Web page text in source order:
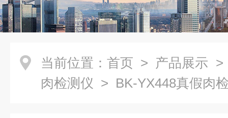
当前位置： 首页 > 产品展示
肉检测仪 > BK-YX448真假肉